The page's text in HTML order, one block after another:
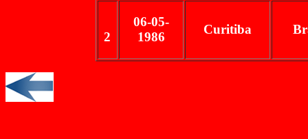
2
06-05-
1986
Curitiba